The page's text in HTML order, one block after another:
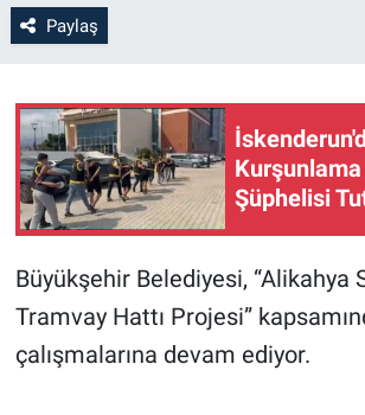
Paylaş
Kurşunlama
Şüphelisi
Büyükşehir Belediyesi, “Alikahya
Tramvay Hattı Projesi”
çalışmalarına devam ediyor.